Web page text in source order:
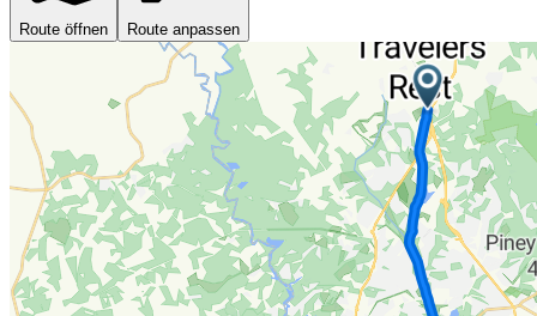
Route öffnen Route anpassen